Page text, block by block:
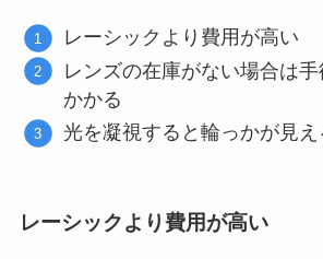
レーシックより費用が高い
レンズの在庫がない場合は
かかる
光を凝視すると輪っかが見え
レーシックより費用が高い